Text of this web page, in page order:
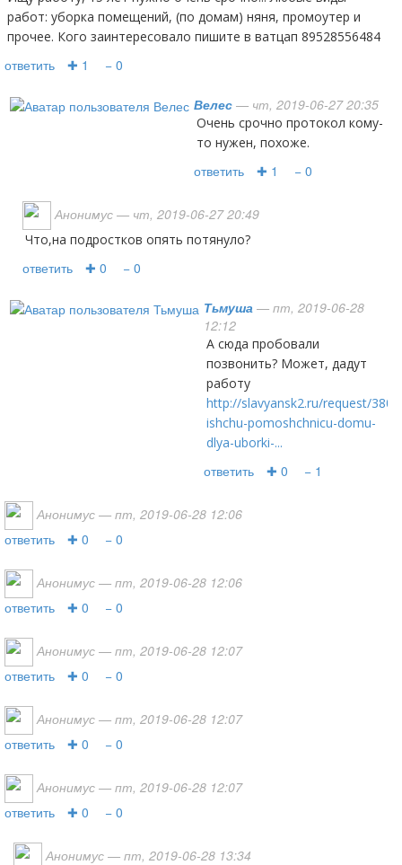
работ: уборка помещений, (по домам) няня, промоутер и
прочее. Кого заинтересовало пишите в ватцап 89528556484
ответить ✚ 1 − 0
Велес — чт, 2019-06-27 20:35
Очень срочно протокол кому-
то нужен, похоже.
ответить ✚ 1 − 0
Анонимус — чт, 2019-06-27 20:49
Что,на подростков опять потянуло?
ответить ✚ 0 − 0
Тьмуша — пт, 2019-06-28
12:12
А сюда пробовали
позвонить? Может, дадут
работу
http://slavyansk2.ru/request/
ishchu-pomoshchnicu-domu-
dlya-uborki-...
ответить ✚ 0 − 1
Анонимус — пт, 2019-06-28 12:06
ответить
✚ 0 − 0
Анонимус — пт, 2019-06-28 12:06
ответить
✚ 0 − 0
Анонимус — пт, 2019-06-28 12:07
ответить
✚ 0 − 0
Анонимус — пт, 2019-06-28 12:07
ответить
✚ 0 − 0
Анонимус — пт, 2019-06-28 12:07
ответить
✚ 0 − 0
Анонимус — пт, 2019-06-28 13:34